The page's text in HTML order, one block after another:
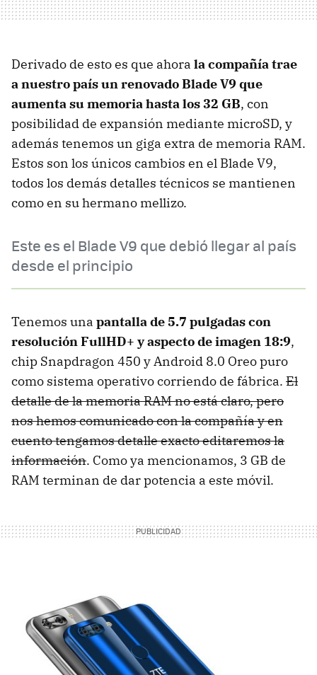
Derivado de esto es que ahora la compañía trae
a nuestro país un renovado Blade V9 que
aumenta su memoria hasta los 32 GB, con
posibilidad de expansión mediante microSD, y
además tenemos un giga extra de memoria RAM.
Estos son los únicos cambios en el Blade V9,
todos los demás detalles técnicos se mantienen
como en su hermano mellizo.
Este es el Blade V9 que debió llegar al país
desde el principio
Tenemos una pantalla de 5.7 pulgadas con
resolución FullHD+ y aspecto de imagen 18:9,
chip Snapdragon 450 y Android 8.0 Oreo puro
como sistema operativo corriendo de fábrica. El
detalle de la memoria RAM no está claro, pero
nos hemos comunicado con la compañía y en
cuento tengamos detalle exacto editaremos la
información. Como ya mencionamos, 3 GB de
RAM terminan de dar potencia a este móvil.